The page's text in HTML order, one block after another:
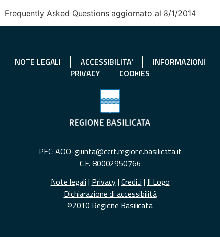
Frequently Asked Questions aggiornato al 8/1/2014
NOTE LEGALI ACCESSIBILITA'
INFORMAZIONI
PRIVACY
COOKIES
PEC: AOO-giunta@cert.regione.basilicata.it
C.F. 80002950766
Note legali | Privacy| Crediti | Il Logo
Dichiarazione di accessibilità
©2010 Regione Basilicata